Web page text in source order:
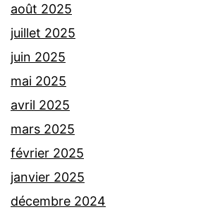
août 2025
juillet 2025
juin 2025
mai 2025
avril 2025
mars 2025
février 2025
janvier 2025
décembre 2024